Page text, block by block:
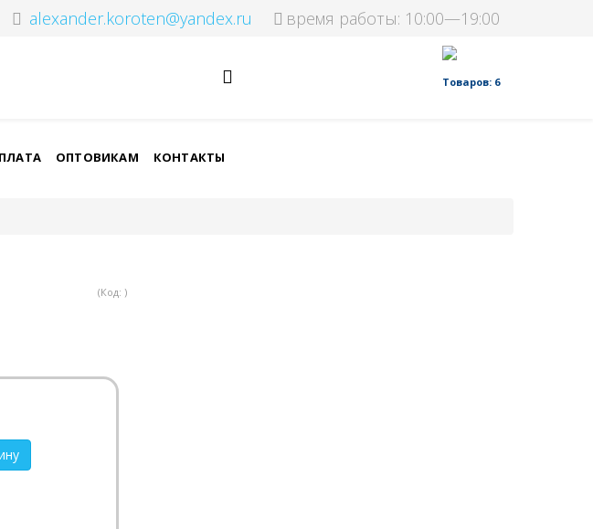
alexander.koroten@yandex.ru время работы: 10:00—19:00
ОПТОВИКАМ КОНТАКТЫ
Товаров: 6
(Код:)